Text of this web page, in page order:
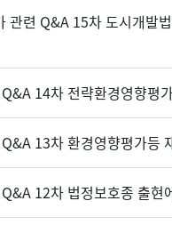
관련 Q&A 15차 도시개발
14차 전략환경영향평
13차 환경영향평가등
12차 법정보호종 출현